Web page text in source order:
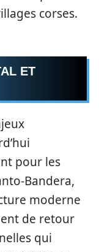
corses.
ET
pour les
Bandera,
moderne
de retour
qui